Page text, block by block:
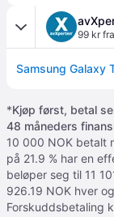
99 kr
*Kjøp først, betal
48 måneders
10 000 NOK betalt
på 21.9 % har en
beløper seg til 11
926.19 NOK hver
Forskuddsbetaling